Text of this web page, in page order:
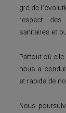
gré de
respect des
sanitaires et
Partout où
nous a
et rapide de
Nous